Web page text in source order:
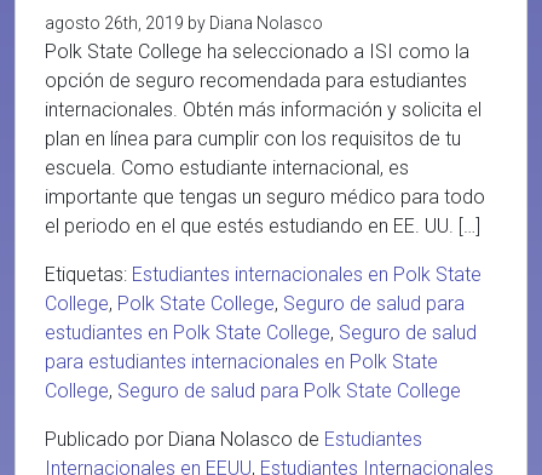
agosto 26th, 2019 by Diana Nolasco
Polk State College ha seleccionado a ISI como la
opción de seguro recomendada para estudiantes
internacionales. Obtén más información y solicita el
plan en línea para cumplir con los requisitos de tu
escuela. Como estudiante internacional, es
importante que tengas un seguro médico para todo
el periodo en el que estés estudiando en EE. UU. […]
Etiquetas: Estudiantes internacionales en Polk State
College, Polk State College, Seguro de salud para
estudiantes en Polk State College, Seguro de salud
para estudiantes internacionales en Polk State
College, Seguro de salud para Polk State College
Publicado por Diana Nolasco de Estudiantes
Internacionales en EEUU, Estudiantes Internacionales